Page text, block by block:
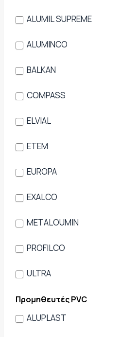
ALUMIL SUPREME
ALUMINCO
BALKAN
COMPASS
ELVIAL
ETEM
EUROPA
EXALCO
METALOUMIN
PROFILCO
ULTRA
Προμηθευτές PVC
ALUPLAST